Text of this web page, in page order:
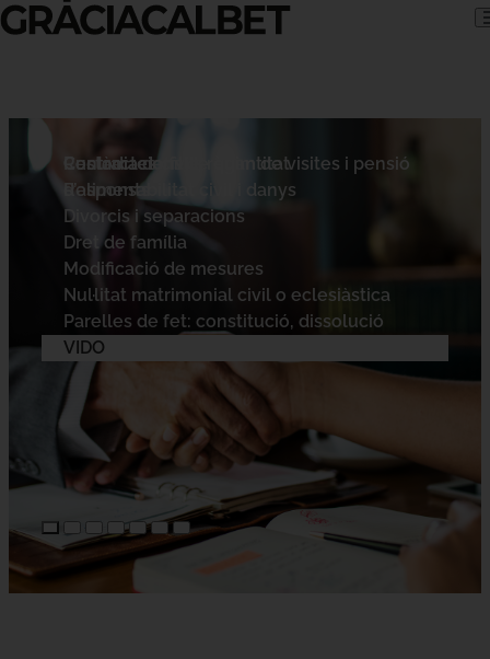
Skip to content
Contractes civils
Custòdia de fills, règim de visites i pensió
d’aliments
Divorcis i separacions
Dret de família
Modificació de mesures
Nul·litat matrimonial civil o eclesiàstica
Parelles de fet: constitució, dissolució
VIDO
Reclamacions de quantitat
Responsabilitat civil i danys